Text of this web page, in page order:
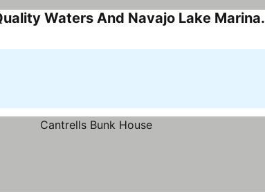
Waters And Navajo Lake Marina.